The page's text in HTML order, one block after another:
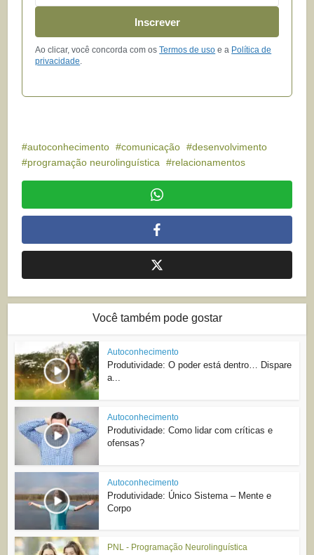
Inscrever
Ao clicar, você concorda com osTermos de uso e a Política de
privacidade.
autoconhecimento comunicação
desenvolvimento
programação neurolinguística
relacionamentos
Você também pode gostar
Autoconhecimento
Produtividade: O poder está dentro… Dispare
a...
Autoconhecimento
Produtividade: Como lidar com críticas e
ofensas?
Autoconhecimento
Produtividade: Único Sistema – Mente e
Corpo
PNL - Programação Neurolinguística